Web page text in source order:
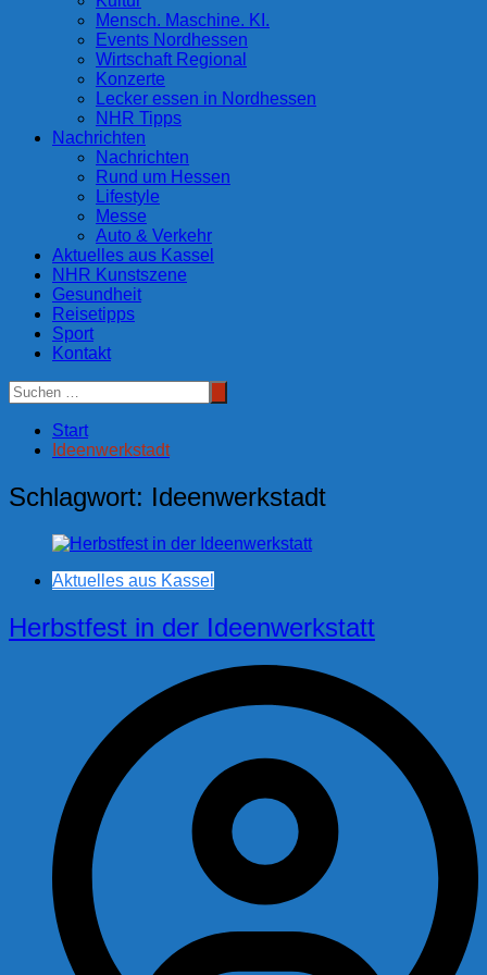
Mensch. Maschine. KI.
Events Nordhessen
Wirtschaft Regional
Konzerte
Lecker essen in Nordhessen
NHR Tipps
Nachrichten
Nachrichten
Rund um Hessen
Lifestyle
Messe
Auto & Verkehr
Aktuelles aus Kassel
NHR Kunstszene
Gesundheit
Reisetipps
Sport
Kontakt
Start
Ideenwerkstadt
Schlagwort: Ideenwerkstadt
Aktuelles aus Kassel
Herbstfest in der Ideenwerkstatt